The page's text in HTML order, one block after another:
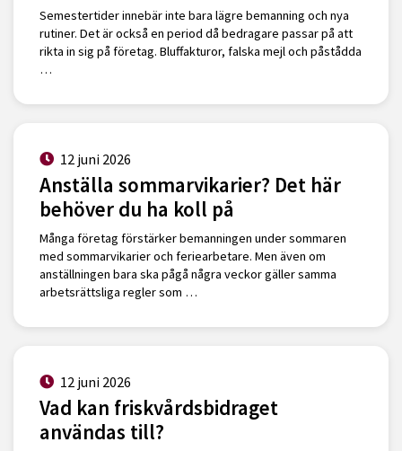
Semestertider innebär inte bara lägre bemanning och nya
rutiner. Det är också en period då bedragare passar på att
rikta in sig på företag. Bluffakturor, falska mejl och påstådda
…
12 juni 2026
Anställa sommarvikarier? Det här
behöver du ha koll på
Många företag förstärker bemanningen under sommaren
med sommarvikarier och feriearbetare. Men även om
anställningen bara ska pågå några veckor gäller samma
arbetsrättsliga regler som …
12 juni 2026
Vad kan friskvårdsbidraget
användas till?